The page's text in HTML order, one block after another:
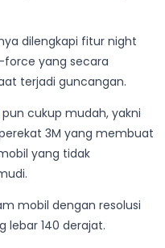
dilengkapi fitur night
force yang secara
terjadi guncangan.
pun cukup mudah, yakni
3M yang membuat
yang tidak
mobil dengan resolusi
lebar 140 derajat.